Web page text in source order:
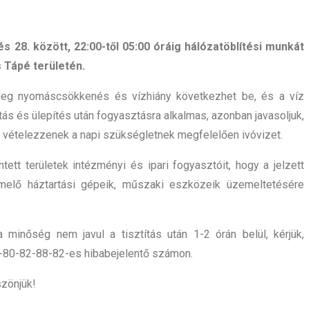
28. között, 22:00-től 05:00 óráig hálózatöblítési munkát
Tápé területén.
nyomáscsökkenés és vízhiány következhet be, és a víz
és ülepítés után fogyasztásra alkalmas, azonban javasoljuk,
a napi szükségletnek megfelelően ivóvizet.
területek intézményi és ipari fogyasztóit, hogy a jelzett
háztartási gépeik, műszaki eszközeik üzemeltetésére
minőség nem javul a tisztítás után 1-2 órán belül, kérjük,
82-88-82-es hibabejelentő számon.